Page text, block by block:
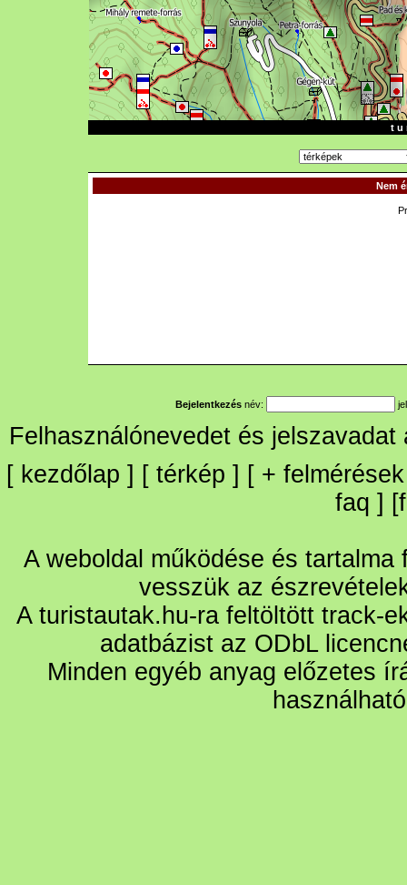
t u
Nem
Bejelentkezés név:
Felhasználónevedet és
[ kezdőlap ] [ térkép ] [ + felmérések
faq ] [
A weboldal működése és
vesszük az
A turistautak.hu-ra feltöltött track-
adatbázist az ODbL
Minden egyéb anyag előzetes